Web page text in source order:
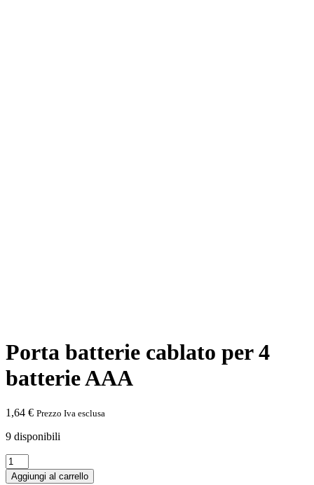
Porta batterie cablato per 4
batterie AAA
1,64 € Prezzo Iva esclusa
9 disponibili
Porta
batterie
Aggiungi al carrello